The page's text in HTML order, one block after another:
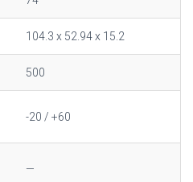
104.3 x 52.94 x 15.2
500
-20 / +60
—